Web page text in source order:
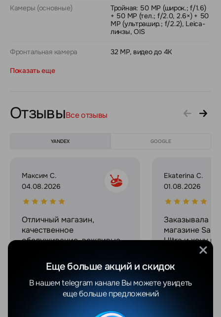
Камеры (основные)
Тройная: 50 MP (широк.; f/1.6)
+ 50 MP (тел.; f/2.0, 2.6×) + 50
MP (ультрашир.; f/2.2), Leica-
линзы, OIS
Фронтальная камера 32 MP, видео до 4K
Показать еще
ОтзывыВсе отзывы
YANDEX GOOGLE
Максим С.
04.08.2026
Отличный магазин,
качественное
обслуживание, вежливые
огромное за сервис и
связь на протяжении всего
процесса покупки!
Ekaterina C.
01.08.2026
Заказывала в
магазине
Ultra и хочу
комфортно,
работают
Еще больше акций и скидок
В нашем telegram канале Вы можете увидеть
еще больше предложений